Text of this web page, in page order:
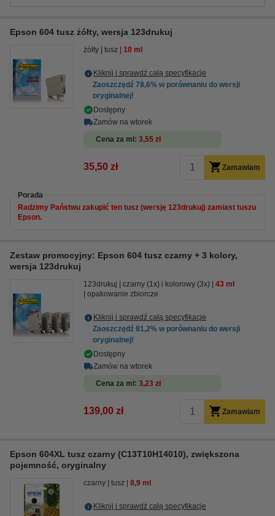
Epson 604 tusz żółty, wersja 123drukuj
żółty tusz 10 ml
Kliknij i sprawdź całą specyfikacje
Zaoszczędź 78,6% w porównaniu do wersji
oryginalnej!
Dostępny
Zamów na wtorek
Cena za ml
3,55 zł
35,50 zł Zamawiam
Porada
Radzimy Państwu zakupić ten tusz (wersję 123drukuj) zamiast tuszu
Epson.
Zestaw promocyjny: Epson 604 tusz czarny + 3 kolory,
wersja 123drukuj
123drukuj czarny (1x) i kolorowy (3x)
43 ml
opakowanie zbiorcze
Kliknij i sprawdź całą specyfikacje
Zaoszczędź 81,2% w porównaniu do wersji
oryginalnej!
Dostępny
Zamów na wtorek
Cena za ml
3,23 zł
139,00 zł Zamawiam
Epson 604XL tusz czarny (C13T10H14010), zwiększona
pojemność, oryginalny
czarny tusz 8,9 ml
Kliknij i sprawdź całą specyfikacje